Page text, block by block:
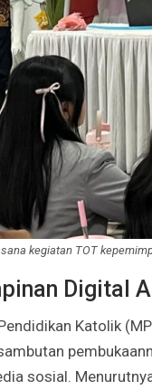
kegiatan TOT
Digital
Katolik
sosial.